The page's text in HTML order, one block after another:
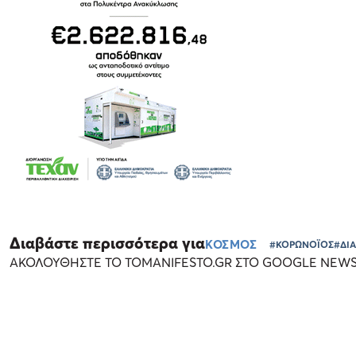
Διαβάστε περισσότερα γιαΚΟΣΜΟΣ #ΚΟΡΩΝΟΪΟΣ
ΑΚΟΛΟΥΘΗΣΤΕ ΤΟ TOMANIFESTO.GR ΣΤΟ GOOGLE